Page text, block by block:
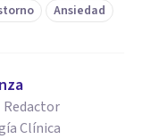
Ansiedad
Redactor
Clínica